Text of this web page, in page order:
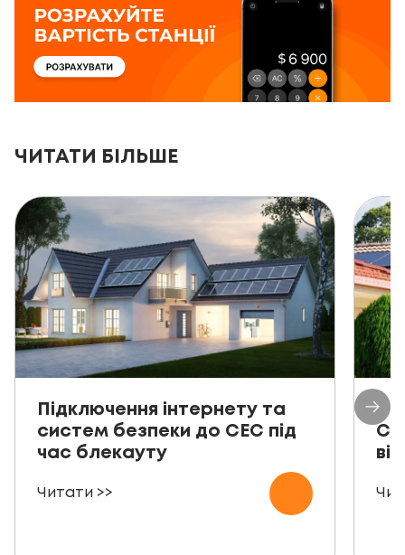
ЧИТАТИ БІЛЬШЕ
Підключення інтернету та
систем безпеки до СЕС під
час блекауту
Читати >>